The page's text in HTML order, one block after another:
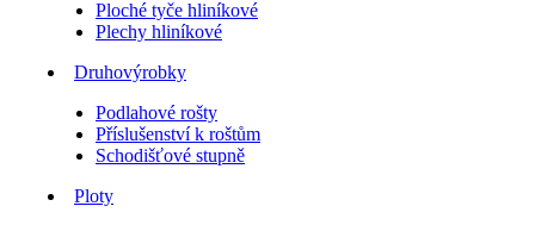
Ploché tyče hliníkové
Plechy hliníkové
Druhovýrobky
Podlahové rošty
Příslušenství k roštům
Schodišťové stupně
Ploty